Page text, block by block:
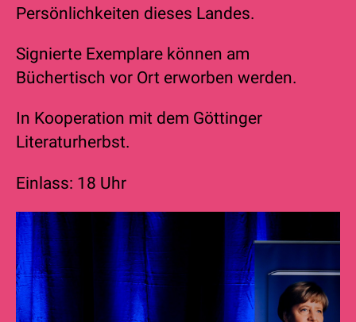
Persönlichkeiten dieses Landes.
Signierte Exemplare können am
Büchertisch vor Ort erworben werden.
In Kooperation mit dem Göttinger
Literaturherbst.
Einlass: 18 Uhr